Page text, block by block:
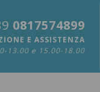
0817574899
E ASSISTENZA
13.00 e 15.00-18.00